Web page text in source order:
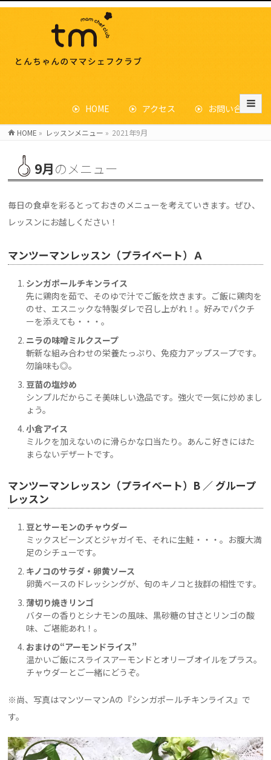
HOME アクセス お問い合わせ
HOME » レッスンメニュー » 2021年9月
9月のメニュー
毎日の食卓を彩るとっておきのメニューを考えていきます。ぜひ、
レッスンにお越しください！
マンツーマンレッスン（プライベート）Ａ
シンガポールチキンライス
先に鶏肉を茹で、そのゆで汁でご飯を炊きます。ご飯に鶏肉を
のせ、エスニックな特製ダレで召し上がれ！。好みでパクチ
ーを添えても・・・。
ニラの味噌ミルクスープ
斬新な組み合わせの栄養たっぷり、免疫力アップスープです。
勿論味も◎。
豆苗の塩炒め
シンプルだからこそ美味しい逸品です。強火で一気に炒めまし
ょう。
小倉アイス
ミルクを加えないのに滑らかな口当たり。あんこ好きにはた
まらないデザートです。
マンツーマンレッスン（プライベート）B ／ グループ
レッスン
豆とサーモンのチャウダー
ミックスビーンズとジャガイモ、それに生鮭・・・。お腹大満
足のシチューです。
キノコのサラダ・卵黄ソース
卵黄ベースのドレッシングが、旬のキノコと抜群の相性です。
薄切り焼きリンゴ
バターの香りとシナモンの風味、黒砂糖の甘さとリンゴの酸
味、ご堪能あれ！。
おまけの“アーモンドライス”
温かいご飯にスライスアーモンドとオリーブオイルをプラス。
チャウダーとご一緒にどうぞ。
※尚、写真はマンツーマンAの『シンガポールチキンライス』で
す。